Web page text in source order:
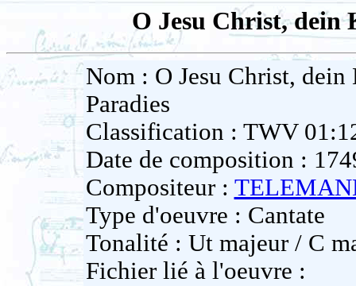
O Jesu Christ, dein
Nom : O Jesu Christ,
Paradies
Classification : TWV
Date de composition :
Compositeur :
Type d'oeuvre : Cantate
Tonalité : Ut majeur / C
Fichier lié à l'oeuvre :